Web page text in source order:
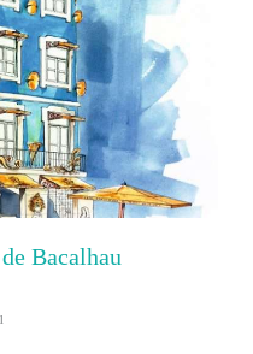
Bacalhau